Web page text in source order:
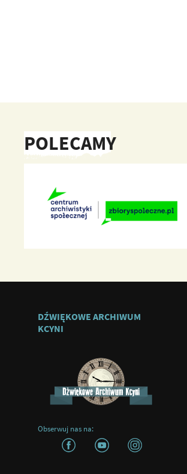
POLECAMY
DŹWIĘKOWE ARCHIWUM
KCYNI
Obserwuj nas na: